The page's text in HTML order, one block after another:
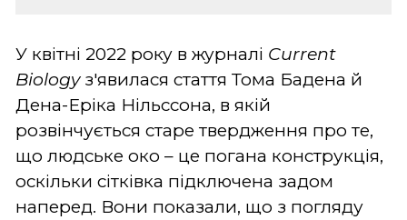
У квітні 2022 року в журналі Current
Biologyз'явилася стаття Тома Бадена й
Дена-Еріка Нільссона, в якій
розвінчується старе твердження про те,
що людське око – це погана конструкція,
оскільки сітківка підключена задом
наперед. Вони показали, що з погляду